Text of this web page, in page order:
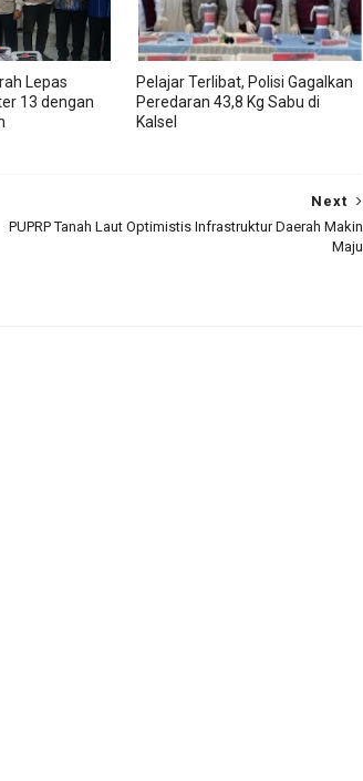
Lepas
13 dengan
Pelajar Terlibat, Polisi Gagalkan
Peredaran 43,8 Kg Sabu di
Kalsel
Next
PUPRP Tanah Laut Optimistis Infrastruktur Daerah Makin
Maju